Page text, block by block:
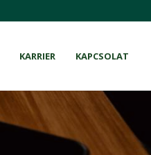
KARRIER KAPCSOLAT